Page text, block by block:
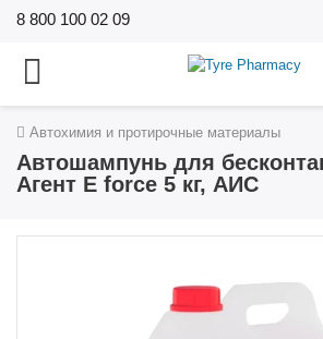
8 800 100 02 09
Автохимия и протирочные материалы
Автошампунь для
Агент E force 5 кг, АИС